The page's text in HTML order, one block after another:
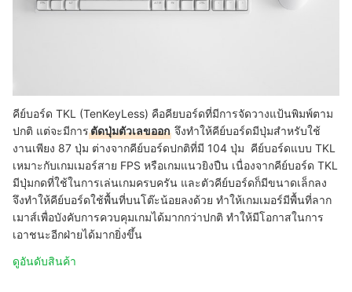
คีย์บอร์ด TKL (TenKeyLess) คือคียบอร์ดที่มีการจัดวางแป้นพิมพ์ตาม
ปกติ แต่จะมีการตัดปุ่มตัวเลขออก จึงทำให้คีย์บอร์ดมีปุ่มสำหรับใช้
งานเพียง 87 ปุ่ม ต่างจากคีย์บอร์ดปกติที่มี 104 ปุ่ม คีย์บอร์ดแบบ TKL
เหมาะกับเกมเมอร์สาย FPS หรือเกมแนวยิงปืน เนื่องจากคีย์บอร์ด TKL
มีปุ่มกดที่ใช้ในการเล่นเกมครบครัน และตัวคีย์บอร์ดก็มีขนาดเล็กลง
จึงทำให้คีย์บอร์ดใช้พื้นที่บนโต๊ะน้อยลงด้วย ทำให้เกมเมอร์มีพื้นที่ลาก
เมาส์เพื่อบังคับการควบคุมเกมได้มากกว่าปกติ ทำให้มีโอกาสในการ
เอาชนะอีกฝ่ายได้มากยิ่งขึ้น
ดูอันดับสินค้า